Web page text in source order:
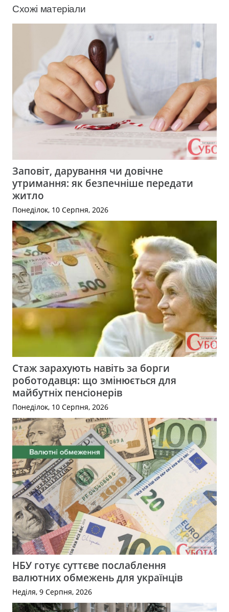
Схожі матеріали
Заповіт, дарування чи довічне
утримання: як безпечніше передати
житло
Понеділок, 10 Серпня, 2026
Стаж зарахують навіть за борги
роботодавця: що змінюється для
майбутніх пенсіонерів
Понеділок, 10 Серпня, 2026
НБУ готує суттєве послаблення
валютних обмежень для українців
Неділя, 9 Серпня, 2026